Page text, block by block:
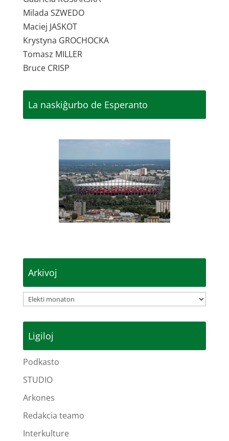
Milada SZWEDO
Maciej JASKOT
Krystyna GROCHOCKA
Tomasz MILLER
Bruce CRISP
La naskiĝurbo de Esperanto
Arkivoj
Arkivoj
Ligiloj
Podkasto
STUDIO
Arkones
Redakcia teamo
Interkulture